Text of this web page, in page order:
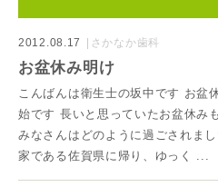
2012.08.17 さかなか歯科
お盆休み明け
こんばんは衛生士の坂中です お盆
始です 長いと思っていたお盆休み
みなさんはどのように過ごされま
家である佐賀県に帰り、ゆっく ...